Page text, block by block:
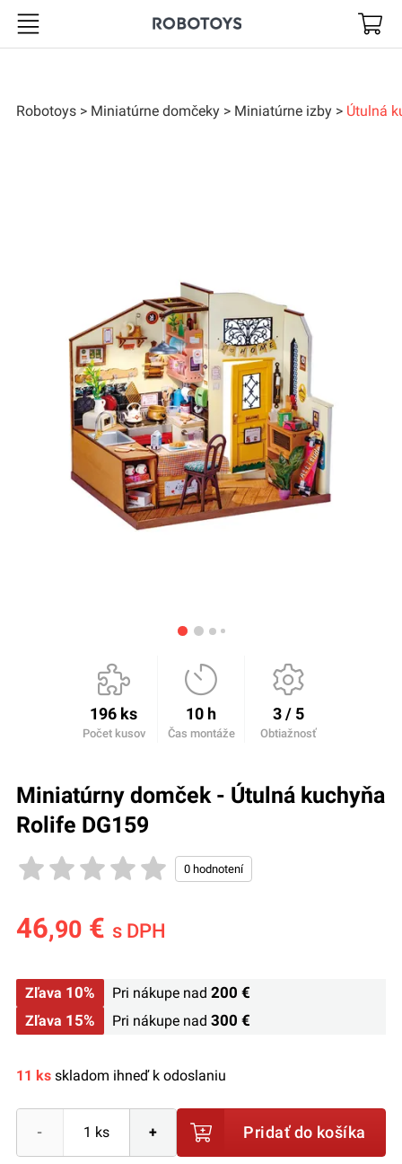
Robotoys
Robotoys Miniatúrne domčeky Miniatúrne izby Útulná
196 ks
Počet kusov
10 h
Čas montáže
3 / 5
Obtiažnosť
Miniatúrny domček - Útulná kuchyňa
Rolife DG159
46,90€ s DPH
Zľava 10% Pri nákupe nad200 €
Zľava 15% Pri nákupe nad300 €
11 ksskladom ihneď k odoslaniu
- + Pridať do košíka